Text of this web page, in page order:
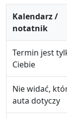
Kalendarz /
notatnik
Termin jest
Ciebie
Nie widać,
auta dotyczy